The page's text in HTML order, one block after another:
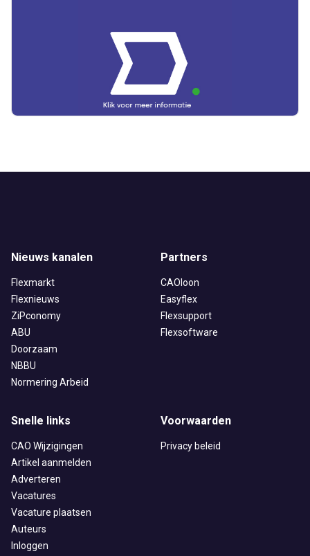
Nieuws kanalen
Flexmarkt
Flexnieuws
ZiPconomy
ABU
Doorzaam
NBBU
Normering Arbeid
Partners
CAOloon
Easyflex
Flexsupport
Flexsoftware
Snelle links
CAO Wijzigingen
Artikel aanmelden
Adverteren
Vacatures
Vacature plaatsen
Auteurs
Inloggen
Voorwaarden
Privacy beleid